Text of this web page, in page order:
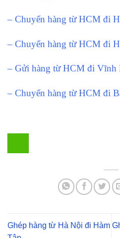
– Chuyển hàng từ HCM đi
– Chuyển hàng từ HCM đi
– Gửi hàng từ HCM đi Vĩnh
– Chuyển hàng từ HCM đi
Ghép hàng từ Hà Nội đi Hàm